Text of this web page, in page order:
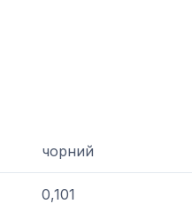
чорний
0,101